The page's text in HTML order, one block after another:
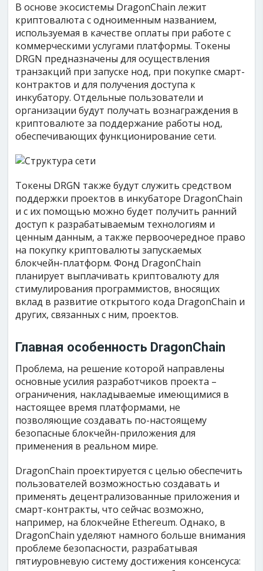
В основе экосистемы DragonChain лежит
криптовалюта с одноименным названием,
используемая в качестве оплаты при работе с
коммерческими услугами платформы. Токены
DRGN предназначены для осуществления
транзакций при запуске нод, при покупке смарт-
контрактов и для получения доступа к
инкубатору. Отдельные пользователи и
организации будут получать вознаграждения в
криптовалюте за поддержание работы нод,
обеспечивающих функционирование сети.
Токены DRGN также будут служить средством
поддержки проектов в инкубаторе DragonChain
и с их помощью можно будет получить ранний
доступ к разрабатываемым технологиям и
ценным данным, а также первоочередное право
на покупку криптовалюты запускаемых
блокчейн-платформ. Фонд DragonChain
планирует выплачивать криптовалюту для
стимулирования программистов, вносящих
вклад в развитие открытого кода DragonChain и
других, связанных с ним, проектов.
Главная особенность DragonChain
Проблема, на решение которой направлены
основные усилия разработчиков проекта –
ограничения, накладываемые имеющимися в
настоящее время платформами, не
позволяющие создавать по-настоящему
безопасные блокчейн-приложения для
применения в реальном мире.
DragonChain проектируется с целью обеспечить
пользователей возможностью создавать и
применять децентрализованные приложения и
смарт-контракты, что сейчас возможно,
например, на блокчейне Ethereum. Однако, в
DragonChain уделяют намного больше внимания
проблеме безопасности, разрабатывая
пятиуровневую систему достижения консенсуса: